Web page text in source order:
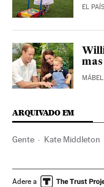
EL PAÍS
ARQUIVADO EM
Gente Kate Middleton
Educação Política
Adere a